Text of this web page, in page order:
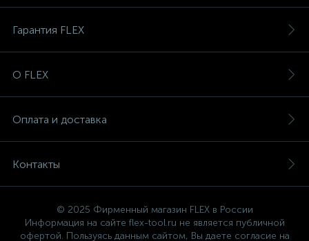
Гарантия FLEX
О FLEX
Оплата и доставка
Контакты
© 2025 Фирменный магазин FLEX в России
Информация на сайте flex-tool.ru не является публичной
офертой. Пользуясь данным сайтом, Вы даете согласие на